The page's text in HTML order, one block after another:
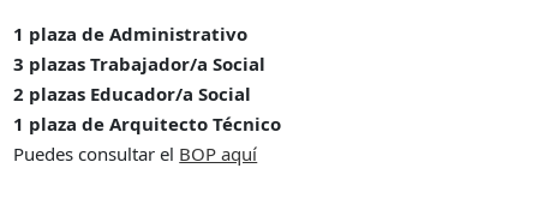
1 plaza de Administrativo
3 plazas Trabajador/a Social
2 plazas Educador/a Social
1 plaza de Arquitecto Técnico
Puedes consultar el BOP aquí